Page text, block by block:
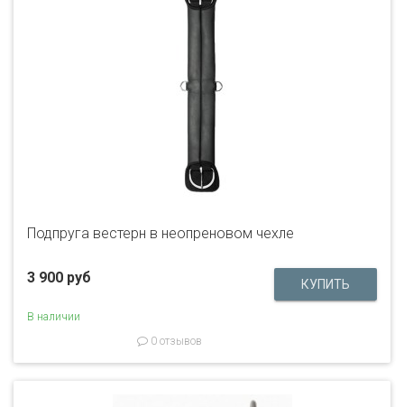
Подпруга вестерн в неопреновом чехле
3 900 руб
В наличии
0 отзывов